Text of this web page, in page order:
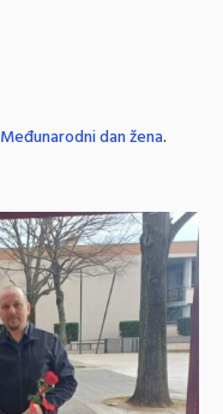
Međunarodni dan žena.